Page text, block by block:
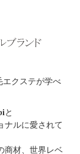
エクステが学べ
と
ナルに愛されて
商材、世界レベ